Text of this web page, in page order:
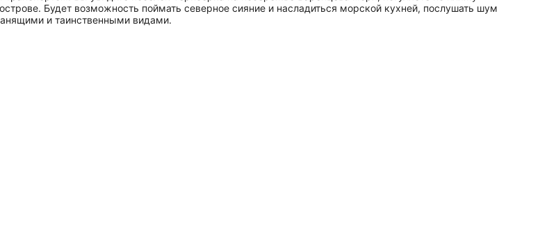
Будет возможность поймать северное сияние и насладиться морской кухней, послушать шум
и таинственными видами.